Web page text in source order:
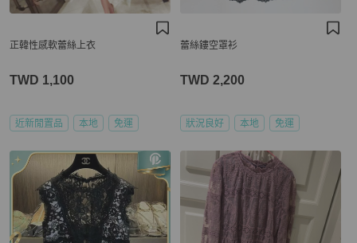
正韓性感軟蕾絲上衣
TWD 1,100
近新閒置品 本地 免運
蕾絲鏤空罩衫
TWD 2,200
狀況良好 本地 免運